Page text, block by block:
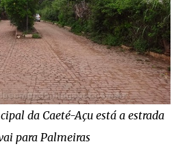
da Caeté-Açu está a estrada
para Palmeiras